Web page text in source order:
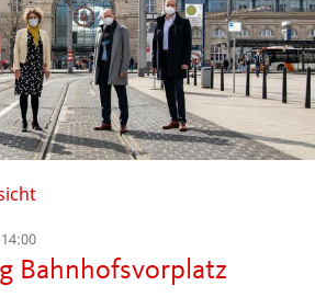
Bahnhofsvorplatz